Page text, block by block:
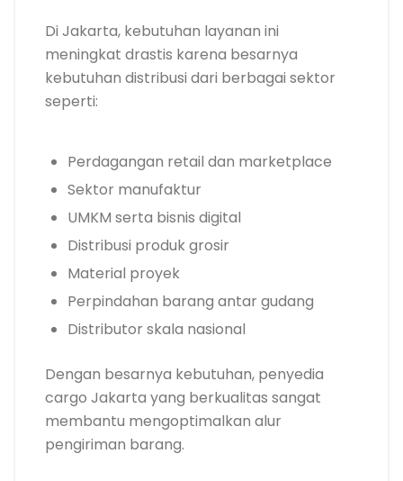
Di Jakarta, kebutuhan layanan ini
meningkat drastis karena besarnya
kebutuhan distribusi dari berbagai sektor
seperti:
Perdagangan retail dan marketplace
Sektor manufaktur
UMKM serta bisnis digital
Distribusi produk grosir
Material proyek
Perpindahan barang antar gudang
Distributor skala nasional
Dengan besarnya kebutuhan, penyedia
cargo Jakarta yang berkualitas sangat
membantu mengoptimalkan alur
pengiriman barang.